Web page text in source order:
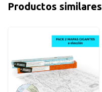
Productos similares